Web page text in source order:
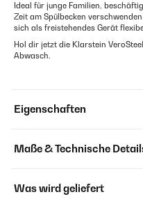
Ideal für junge Familien,
Zeit am Spülbecken
sich als freistehendes Gerät
Hol dir jetzt die Klarstein
Abwasch.
Eigenschaften
Maße & Technische
Was wird geliefert